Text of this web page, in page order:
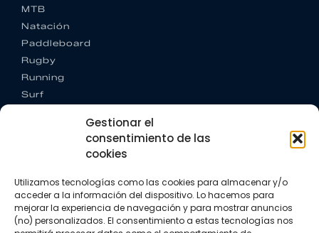
Gestionar el
consentimiento de las
cookies
Utilizamos tecnologías como las cookies para almacenar y/o
acceder a la información del dispositivo. Lo hacemos para
mejorar la experiencia de navegación y para mostrar anuncios
(no) personalizados. El consentimiento a estas tecnologías nos
MTB
Natación
Paddleboard
Rugby
Running
Surf
CONTACTO
+34 662 342 177
info@vkssport.com
SÍGUENOS